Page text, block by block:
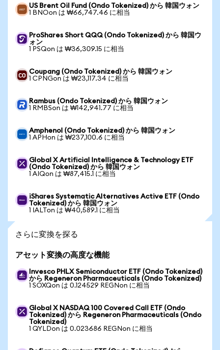
US Brent Oil Fund (Ondo Tokenized) から 韓国ウォン
1 BNOon は ₩66,747.46 に相当
ProShares Short QQQ (Ondo Tokenized) から 韓国ウ
ォン
1 PSQon は ₩36,309.15 に相当
Coupang (Ondo Tokenized) から 韓国ウォン
1 CPNGon は ₩23,117.34 に相当
Rambus (Ondo Tokenized) から 韓国ウォン
1 RMBSon は ₩142,941.77 に相当
Amphenol (Ondo Tokenized) から 韓国ウォン
1 APHon は ₩237,100.6 に相当
Global X Artificial Intelligence & Technology ETF
(Ondo Tokenized) から 韓国ウォン
1 AIQon は ₩87,415.1 に相当
iShares Systematic Alternatives Active ETF (Ondo
Tokenized) から 韓国ウォン
1 IALTon は ₩40,589.1 に相当
さらに変換を探る
アセット変換の高度な機能
Invesco PHLX Semiconductor ETF (Ondo Tokenized)
から Regeneron Pharmaceuticals (Ondo Tokenized)
1 SOXQon は 0.124529 REGNon に相当
Global X NASDAQ 100 Covered Call ETF (Ondo
Tokenized) から Regeneron Pharmaceuticals (Ondo
Tokenized)
1 QYLDon は 0.023686 REGNon に相当